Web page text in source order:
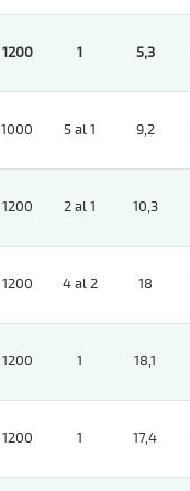
1200 1 5,3
1000 5 al 1 9,2
1200 2 al 1 10,3
1200 4 al 2 18
1200 1 18,1
1200 1 17,4